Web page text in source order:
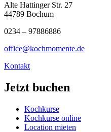
Alte Hattinger Str. 27
44789 Bochum
0234 – 97886886
office@kochmomente.de
Kontakt
Jetzt buchen
Kochkurse
Kochkurse online
Location mieten